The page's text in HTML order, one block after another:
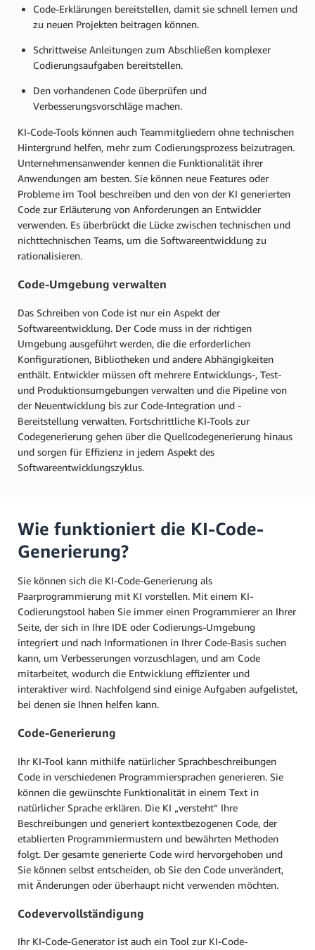
Code-Erklärungen bereitstellen, damit sie schnell lernen und
zu neuen Projekten beitragen können.
Schrittweise Anleitungen zum Abschließen komplexer
Codierungsaufgaben bereitstellen.
Den vorhandenen Code überprüfen und
Verbesserungsvorschläge machen.
KI-Code-Tools können auch Teammitgliedern ohne technischen
Hintergrund helfen, mehr zum Codierungsprozess beizutragen.
Unternehmensanwender kennen die Funktionalität ihrer
Anwendungen am besten. Sie können neue Features oder
Probleme im Tool beschreiben und den von der KI generierten
Code zur Erläuterung von Anforderungen an Entwickler
verwenden. Es überbrückt die Lücke zwischen technischen und
nichttechnischen Teams, um die Softwareentwicklung zu
rationalisieren.
Code-Umgebung verwalten
Das Schreiben von Code ist nur ein Aspekt der
Softwareentwicklung. Der Code muss in der richtigen
Umgebung ausgeführt werden, die die erforderlichen
Konfigurationen, Bibliotheken und andere Abhängigkeiten
enthält. Entwickler müssen oft mehrere Entwicklungs-, Test-
und Produktionsumgebungen verwalten und die Pipeline von
der Neuentwicklung bis zur Code-Integration und -
Bereitstellung verwalten. Fortschrittliche KI-Tools zur
Codegenerierung gehen über die Quellcodegenerierung hinaus
und sorgen für Effizienz in jedem Aspekt des
Softwareentwicklungszyklus.
Wie funktioniert die KI-Code-
Generierung?
Sie können sich die KI-Code-Generierung als
Paarprogrammierung mit KI vorstellen. Mit einem KI-
Codierungstool haben Sie immer einen Programmierer an Ihrer
Seite, der sich in Ihre IDE oder Codierungs-Umgebung
integriert und nach Informationen in Ihrer Code-Basis suchen
kann, um Verbesserungen vorzuschlagen, und am Code
mitarbeitet, wodurch die Entwicklung effizienter und
interaktiver wird. Nachfolgend sind einige Aufgaben aufgelistet,
bei denen sie Ihnen helfen kann.
Code-Generierung
Ihr KI-Tool kann mithilfe natürlicher Sprachbeschreibungen
Code in verschiedenen Programmiersprachen generieren. Sie
können die gewünschte Funktionalität in einem Text in
natürlicher Sprache erklären. Die KI „versteht“ Ihre
Beschreibungen und generiert kontextbezogenen Code, der
etablierten Programmiermustern und bewährten Methoden
folgt. Der gesamte generierte Code wird hervorgehoben und
Sie können selbst entscheiden, ob Sie den Code unverändert,
mit Änderungen oder überhaupt nicht verwenden möchten.
Codevervollständigung
Ihr KI-Code-Generator ist auch ein Tool zur KI-Code-